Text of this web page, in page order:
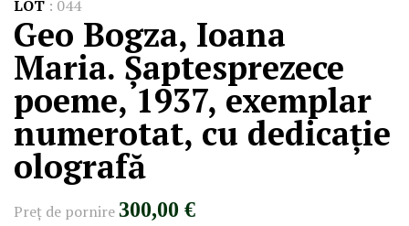
LOT : 044
Geo Bogza, Ioana
Maria. Șaptesprezece
poeme, 1937, exemplar
numerotat, cu dedicație
olografă
Preţ de pornire 300,00 €